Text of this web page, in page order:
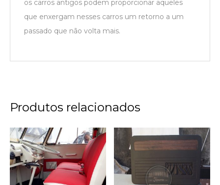
os carros antigos podem proporcionar aqueles
que enxergam nesses carros um retorno a um
passado que não volta mais.
Produtos relacionados